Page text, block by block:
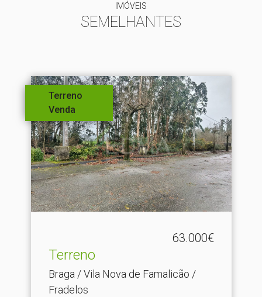
IMÓVEIS
SEMELHANTES
Terreno
Venda
63.000€
Terreno
Braga / Vila Nova de Famalicão /
Fradelos